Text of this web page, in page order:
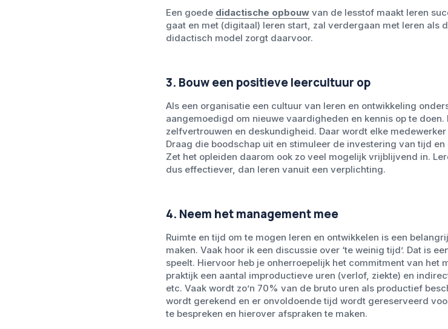
Een goede didactische opbouwvan de lesstof maakt leren
gaat en met (digitaal) leren start, zal verdergaan met leren als
didactisch model zorgt daarvoor.
3. Bouw een positieve leercultuur op
Als een organisatie een cultuur van leren en ontwikkeling
aangemoedigd om nieuwe vaardigheden en kennis op te
zelfvertrouwen en deskundigheid. Daar wordt elke
Draag die boodschap uit en stimuleer de investering van tijd
Zet het opleiden daarom ook zo veel mogelijk vrijblijvend in.
dus effectiever, dan leren vanuit een verplichting.
4. Neem het management mee
Ruimte en tijd om te mogen leren en ontwikkelen is een
maken. Vaak hoor ik een discussie over ‘te weinig tijd’. Dat is
speelt. Hiervoor heb je onherroepelijk het commitment van het
praktijk een aantal improductieve uren (verlof, ziekte) en
etc. Vaak wordt zo’n 70% van de bruto uren als productief
wordt gerekend en er onvoldoende tijd wordt gereserveerd
te bespreken en hierover afspraken te maken.